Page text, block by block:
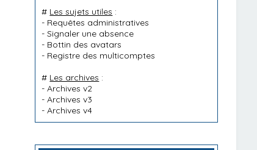
# Les sujets utiles :
- Requêtes administratives
-Signaler une absence
- Bottin des avatars
- Registre des multicomptes
# Les archives :
-Archives v2
-Archives v3
-Archives v4